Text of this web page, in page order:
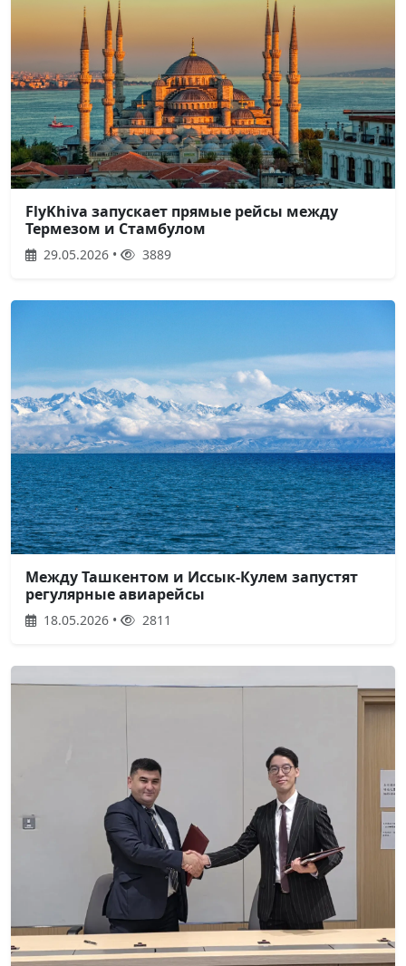
FlyKhiva запускает прямые рейсы между
Термезом и Стамбулом
29.05.2026 • 3889
Между Ташкентом и Иссык-Кулем запустят
регулярные авиарейсы
18.05.2026 • 2811